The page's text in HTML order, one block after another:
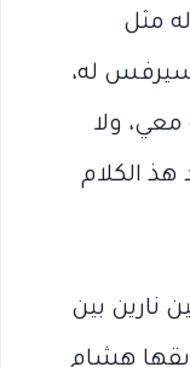
مثل
سيرفس له،
معي، ولا
هذ الكلام
نارين بين
هشام